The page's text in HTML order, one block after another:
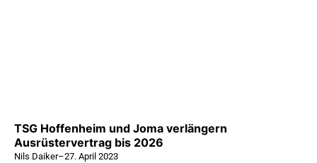
TSG Hoffenheim und Joma verlängern
Ausrüstervertrag bis 2026
Nils Daiker–27. April 2023